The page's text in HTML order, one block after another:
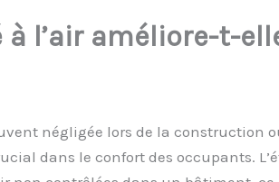
l’air améliore-t-
négligée lors de la construction
dans le confort des occupants.